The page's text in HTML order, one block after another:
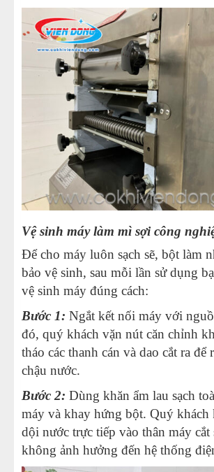
Vệ sinh máy làm mì sợi công
Để cho máy luôn sạch sẽ, bột làm
bảo vệ sinh, sau mỗi lần sử dụng
vệ sinh máy đúng cách:
Bước 1: Ngắt kết nối máy với
đó, quý khách vặn nút căn chỉnh
tháo các thanh cán và dao cắt ra để
chậu nước.
Bước 2: Dùng khăn ẩm lau sạch
máy và khay hứng bột. Quý khách
dội nước trực tiếp vào thân máy cắt
không ảnh hưởng đến hệ thống